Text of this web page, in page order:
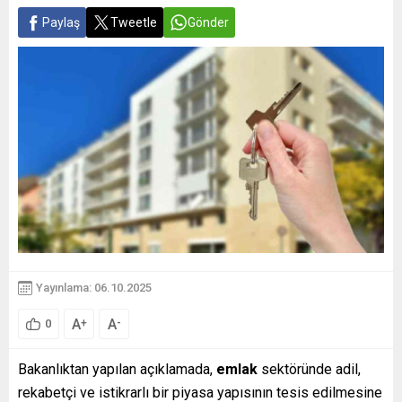
Paylaş Tweetle Gönder
Yayınlama: 06.10.2025
0 A+ A-
Bakanlıktan yapılan açıklamada, emlak sektöründe adil,
rekabetçi ve istikrarlı bir piyasa yapısının tesis edilmesine